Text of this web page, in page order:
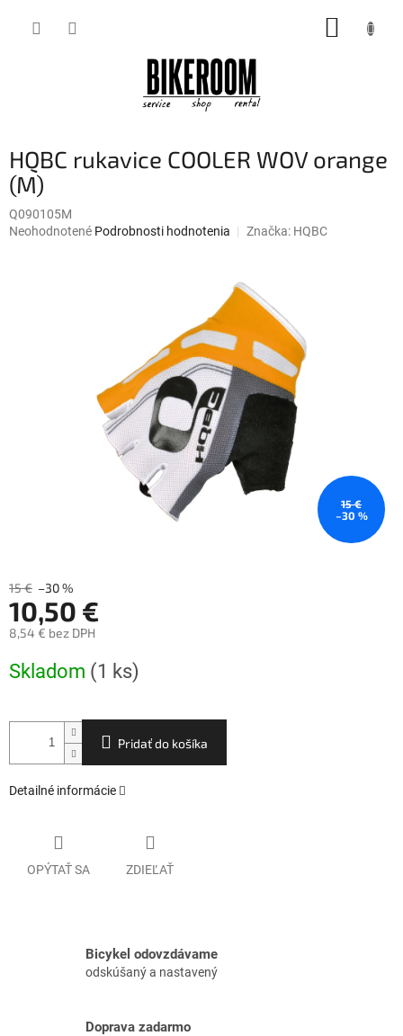
HQBC rukavice COOLER WOV orange
(M)
Q090105M
Priemerné
Neohodnotené Podrobnosti hodnotenia Značka: HQBC
15 €
–30 %
15 € –30 %
10,50 €
8,54 € bez DPH
cena:
Skladom (1 ks)
Pridať do košíka
Detailné informácie
OPÝTAŤ SA ZDIEĽAŤ
Bicykel odovzdávame
odskúšaný a nastavený
Doprava zadarmo